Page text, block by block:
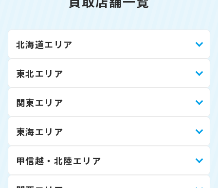
北海道エリア
東北エリア
関東エリア
東海エリア
甲信越・北陸エリア